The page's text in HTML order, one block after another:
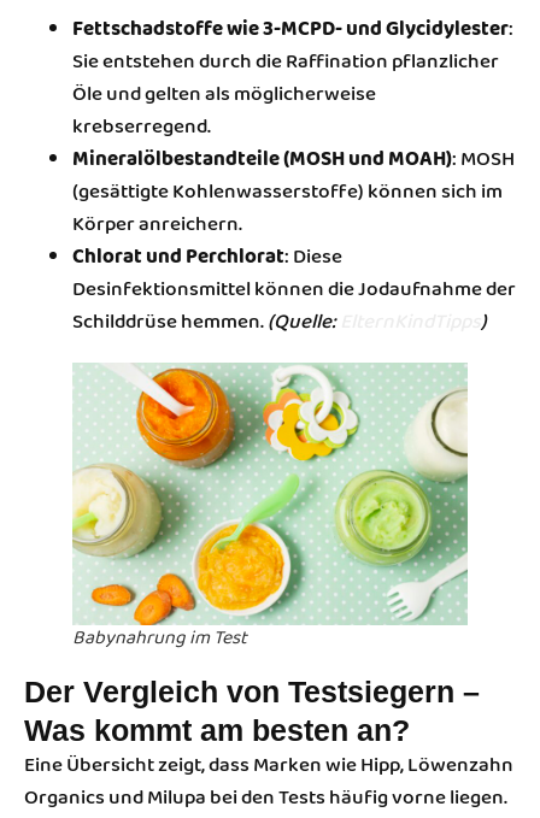
Fettschadstoffe wie 3-MCPD- und Glycidylester:
Sie entstehen durch die Raffination pflanzlicher
Öle und gelten als möglicherweise
krebserregend.
Mineralölbestandteile (MOSH und MOAH): MOSH
(gesättigte Kohlenwasserstoffe) können sich im
Körper anreichern.
Chlorat und Perchlorat: Diese
Desinfektionsmittel können die Jodaufnahme der
Schilddrüse hemmen​.(Quelle: )
Babynahrung im Test
Der Vergleich von Testsiegern –
Was kommt am besten an?
Eine Übersicht zeigt, dass Marken wie Hipp, Löwenzahn
Organics und Milupa bei den Tests häufig vorne liegen.